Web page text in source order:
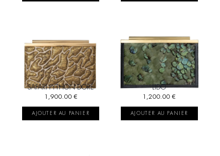
SAFARI PYTHON DORÉ
1,900.00 €
AJOUTER AU PANIER
LIDO
1,200.00€
AJOUTER AU PANIER